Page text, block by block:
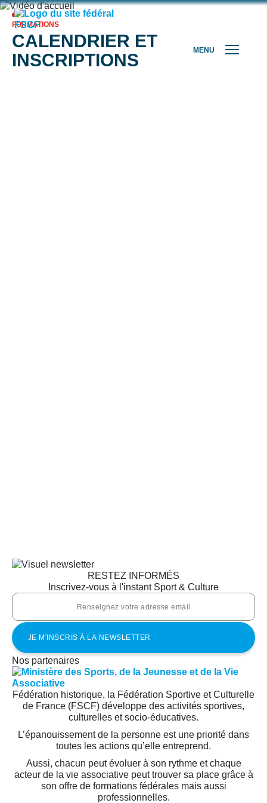
MENU
FORMATIONS
CALENDRIER ET
INSCRIPTIONS
RESTEZ INFORMÉS
Inscrivez-vous à l'instant Sport & Culture
Nos partenaires
Fédération historique, la Fédération Sportive et Culturelle
de France (FSCF) développe des activités sportives,
culturelles et socio-éducatives.
L’épanouissement de la personne est une priorité dans
toutes les actions qu’elle entreprend.
Aussi, chacun peut évoluer à son rythme et chaque
acteur de la vie associative peut trouver sa place grâce à
son offre de formations fédérales mais aussi
professionnelles.